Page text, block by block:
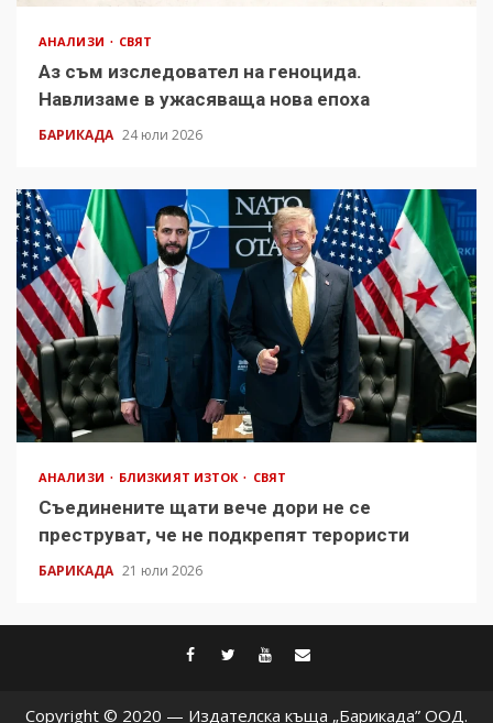
АНАЛИЗИ СВЯТ
Аз съм изследовател на геноцида.
Навлизаме в ужасяваща нова епоха
БАРИКАДА 24 юли 2026
АНАЛИЗИ БЛИЗКИЯТ ИЗТОК СВЯТ
Съединените щати вече дори не се
преструват, че не подкрепят терористи
БАРИКАДА 21 юли 2026
facebook
twitter
youtube
Copyright © 2020 — Издателска къща „Барикада” ООД.